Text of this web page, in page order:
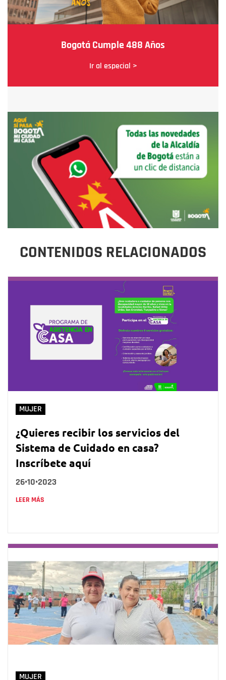
Bogotá Cumple 488 Años
Ir al especial >
CONTENIDOS RELACIONADOS
MUJER
¿Quieres recibir los servicios del
Sistema de Cuidado en casa?
Inscríbete aquí
26•10•2023
LEER MÁS
MUJER